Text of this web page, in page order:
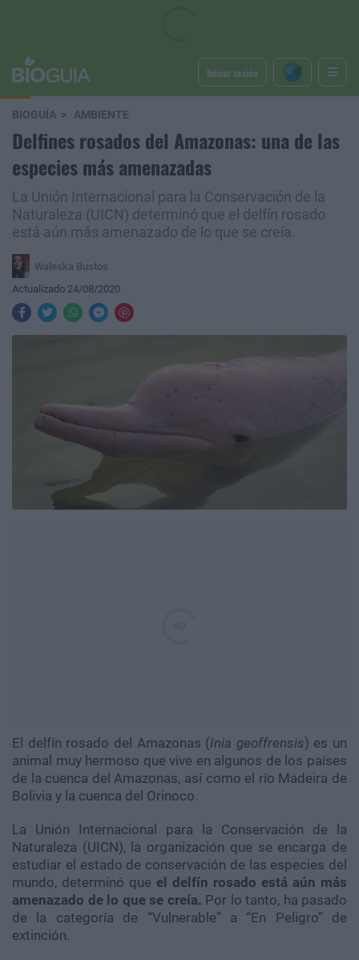
Iniciar sesión
BIOGUÍA AMBIENTE
Delfines rosados del Amazonas: una de las
especies más amenazadas
La Unión Internacional para la Conservación de la
Naturaleza (UICN) determinó que el delfín rosado
está aún más amenazado de lo que se creía.
Waleska Bustos
Actualizado 24/08/2020
El delfín rosado del Amazonas (Inia geoffrensis) es un
animal muy hermoso que vive en algunos de los países
de la cuenca del Amazonas, así como el río Madeira de
Bolivia y la cuenca del Orinoco.
La Unión Internacional para la Conservación de la
Naturaleza (UICN), la organización que se encarga de
estudiar el estado de conservación de las especies del
mundo, determinó que el delfín rosado está aún más
amenazado de lo que se creía. Por lo tanto, ha pasado
de la categoría de “Vulnerable” a “En Peligro” de
extinción.